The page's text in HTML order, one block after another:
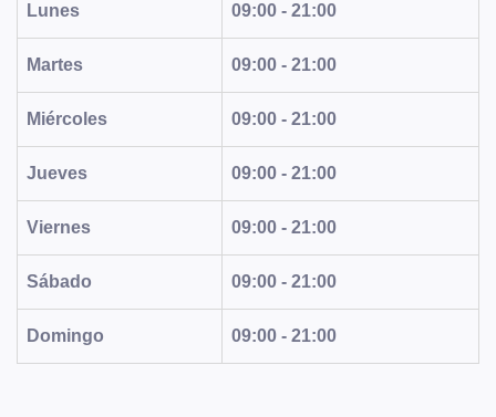
Lunes 09:00 - 21:00
Martes 09:00 - 21:00
Miércoles 09:00 - 21:00
Jueves 09:00 - 21:00
Viernes 09:00 - 21:00
Sábado 09:00 - 21:00
Domingo 09:00 - 21:00